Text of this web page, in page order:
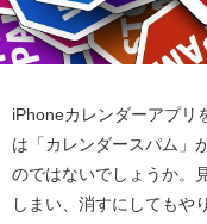
iPhoneカレンダーアプリ
は「カレンダースパム」
のではないでしょうか。
しまい、消すにしてもや